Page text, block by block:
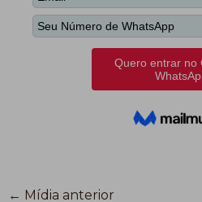
← Mídia anterior